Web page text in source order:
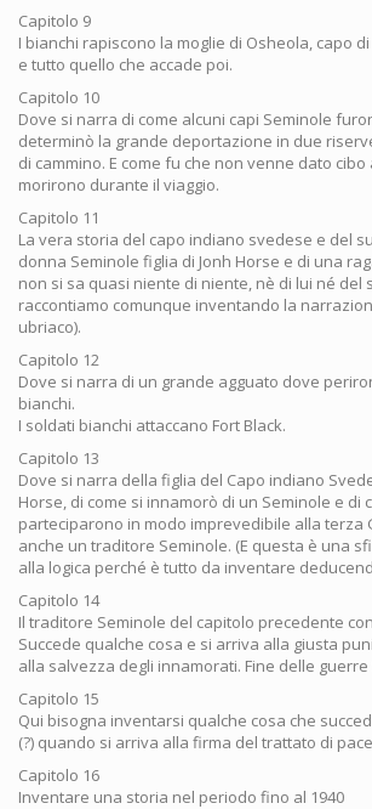
Capitolo 9
I bianchi rapiscono la moglie di Osheola, capo
e tutto quello che accade poi.
Capitolo 10
Dove si narra di come alcuni capi Seminole
determinò la grande deportazione in due
di cammino. E come fu che non venne dato cibo
morirono durante il viaggio.
Capitolo 11
La vera storia del capo indiano svedese e del
donna Seminole figlia di Jonh Horse e di una
non si sa quasi niente di niente, nè di lui né del
raccontiamo comunque inventando la
ubriaco).
Capitolo 12
Dove si narra di un grande agguato dove
bianchi.
I soldati bianchi attaccano Fort Black.
Capitolo 13
Dove si narra della figlia del Capo indiano
Horse, di come si innamorò di un Seminole e di
parteciparono in modo imprevedibile alla terza
anche un traditore Seminole. (E questa è una
alla logica perché è tutto da inventare
Capitolo 14
Il traditore Seminole del capitolo precedente
Succede qualche cosa e si arriva alla giusta
alla salvezza degli innamorati. Fine delle guerre
Capitolo 15
Qui bisogna inventarsi qualche cosa che
(?) quando si arriva alla firma del trattato di
Capitolo 16
Inventare una storia nel periodo fino al 1940